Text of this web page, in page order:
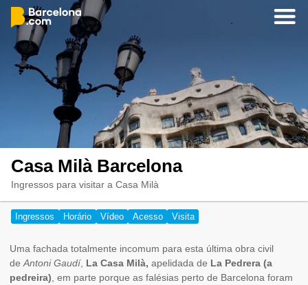
Casa Milà Barcelona
Ingressos para visitar a Casa Milà
Ingressos Horário Vídeo Acesso Visita
Uma fachada totalmente incomum para esta última obra civil
deAntoni Gaudí, La Casa Milà, apelidada de La Pedrera (a
pedreira) , em parte porque as falésias perto de Barcelona foram